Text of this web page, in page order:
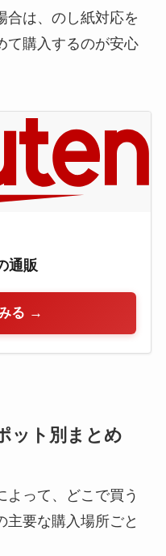
合は、のし紙対応を
て購入するのが安心
通販
る →
ット別まとめ
よって、どこで買う
主要な購入場所ごと